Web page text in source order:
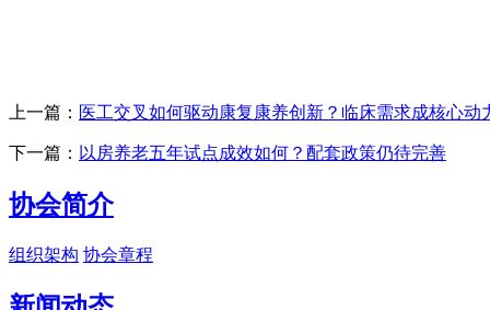
上一篇： 医工交叉如何驱动康复康养创新？临床需求成核心动
下一篇： 以房养老五年试点成效如何？配套政策仍待完善
协会简介
组织架构 协会章程